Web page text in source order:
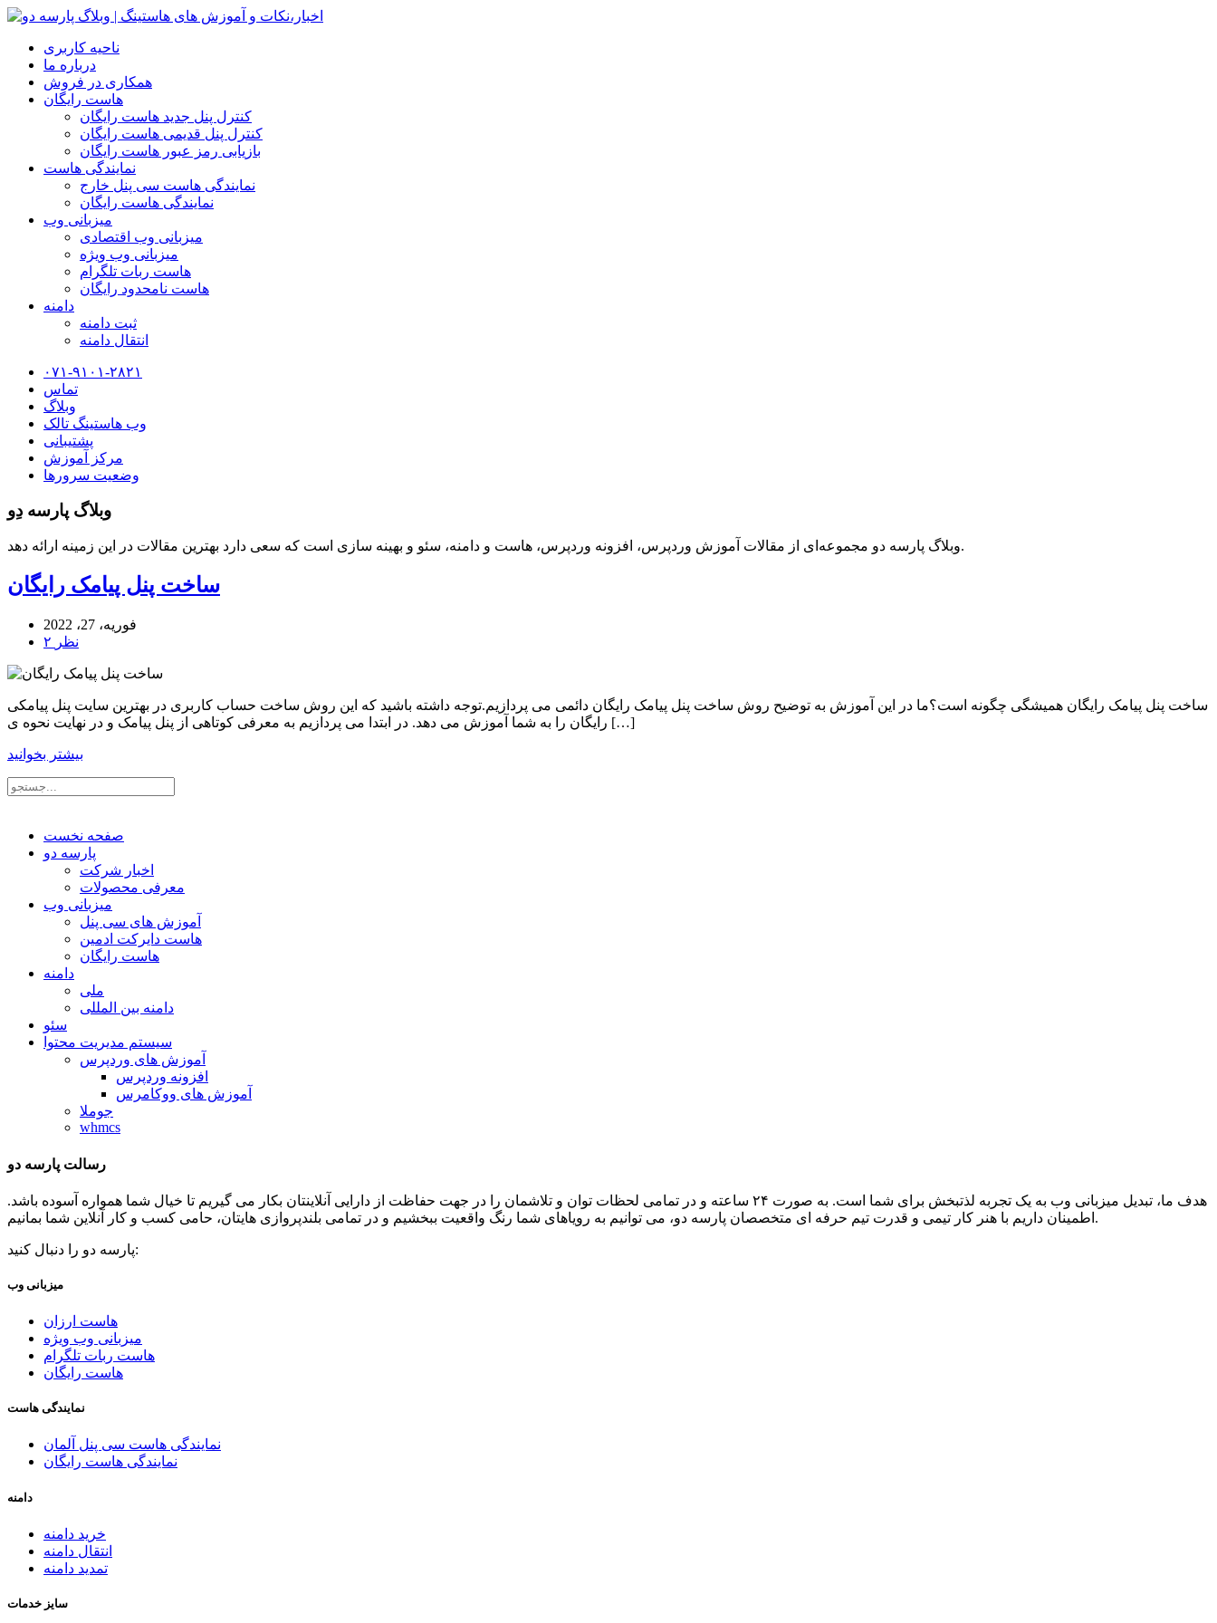
ناحیه کاربری
درباره ما
همکاری در فروش
هاست رایگان
کنترل پنل جدید هاست رایگان
کنترل پنل قدیمی هاست رایگان
بازیابی رمز عبور هاست رایگان
نمایندگی هاست
نمایندگی هاست سی پنل خارج
نمایندگی هاست رایگان
میزبانی وب
میزبانی وب اقتصادی
میزبانی وب ویژه
هاست ربات تلگرام
هاست نامحدود رایگان
دامنه
ثبت دامنه
انتقال دامنه
۰۷۱-۹۱۰۱-۲۸۲۱
تماس
وبلاگ
وب هاستینگ تالک
پشتیبانی
مرکز آموزش
وضعیت سرورها
وبلاگ پارسه دِو
وبلاگ پارسه دو مجموعه‌ای از مقالات آموزش وردپرس، افزونه وردپرس، هاست و دامنه، سئو و بهینه سازی است که سعی دارد بهترین مقالات در این زمینه ارائه دهد.
ساخت پنل پیامک رایگان
فوریه، 27، 2022
۲ نظر
ساخت پنل پیامک رایگان همیشگی چگونه است؟ما در این آموزش به توضیح روش ساخت پنل پیامک رایگان دائمی می پردازیم.توجه داشته باشید که این روش ساخت حساب کاربری در بهترین سایت پنل پیامکی
رایگان را به شما آموزش می دهد. در ابتدا می پردازیم به معرفی کوتاهی از پنل پیامک و در نهایت نحوه ی […]
بیشتر بخوانید
صفحه نخست
پارسه دو
اخبار شرکت
معرفی محصولات
میزبانی وب
آموزش های سی پنل
هاست دایرکت ادمین
هاست رایگان
دامنه
ملی
دامنه بین المللی
سئو
سیستم مدیریت محتوا
آموزش های وردپرس
افزونه وردپرس
آموزش های ووکامرس
جوملا
whmcs
رسالت پارسه دو
هدف ما، تبدیل میزبانی وب به یک تجربه لذتبخش برای شما است. به صورت ۲۴ ساعته و در تمامی لحظات توان و تلاشمان را در جهت حفاظت از دارایی آنلاینتان بکار می گیریم تا خیال شما همواره آسوده باشد.
اطمینان داریم با هنر کار تیمی و قدرت تیم حرفه ای متخصصان پارسه دو، می توانیم به رویاهای شما رنگ واقعیت ببخشیم و در تمامی بلندپروازی هایتان، حامی کسب و کار آنلاین شما بمانیم.
پارسه دو را دنبال کنید:
میزبانی وب
هاست ارزان
میزبانی وب ویژه
هاست ربات تلگرام
هاست رایگان
نمایندگی هاست
نمایندگی هاست سی پنل آلمان
نمایندگی هاست رایگان
دامنه
خرید دامنه
انتقال دامنه
تمدید دامنه
سایز خدمات